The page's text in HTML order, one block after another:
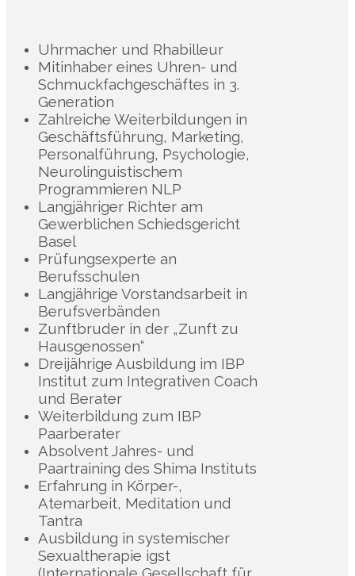
Uhrmacher und Rhabilleur
Mitinhaber eines Uhren- und
Schmuckfachgeschäftes in 3.
Generation
Zahlreiche Weiterbildungen in
Geschäftsführung, Marketing,
Personalführung, Psychologie,
Neurolinguistischem
Programmieren NLP
Langjähriger Richter am
Gewerblichen Schiedsgericht
Basel
Prüfungsexperte an
Berufsschulen
Langjährige Vorstandsarbeit in
Berufsverbänden
Zunftbruder in der „Zunft zu
Hausgenossen“
Dreijährige Ausbildung im IBP
Institut zum Integrativen Coach
und Berater
Weiterbildung zum IBP
Paarberater
Absolvent Jahres- und
Paartraining des Shima Instituts
Erfahrung in Körper-,
Atemarbeit, Meditation und
Tantra
Ausbildung in systemischer
Sexualtherapie igst